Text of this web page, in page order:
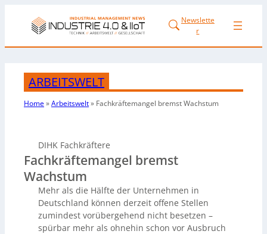
Newslette
r
ARBEITSWELT
Home»Arbeitswelt» Fachkräftemangel bremst Wachstum
DIHK Fachkräftere
Fachkräftemangel bremst
Wachstum
Mehr als die Hälfte der Unternehmen in
Deutschland können derzeit offene Stellen
zumindest vorübergehend nicht besetzen –
spürbar mehr als ohnehin schon vor Ausbruch